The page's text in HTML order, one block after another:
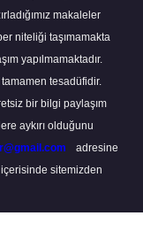
makaleler
niteliği taşımamakta
yapılmamaktadır.
tesadüfidir.
bir bilgi paylaşım
aykırı olduğunu
adresine
sitemizden